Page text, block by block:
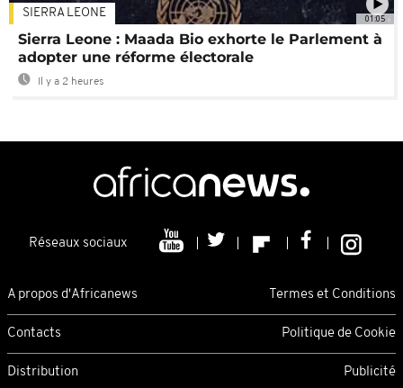
01:05
SIERRA LEONE
Sierra Leone : Maada Bio exhorte le Parlement à
adopter une réforme électorale
Il y a 2 heures
Réseaux sociaux
A propos d'Africanews Termes et Conditions
Contacts Politique de Cookie
Distribution Publicité